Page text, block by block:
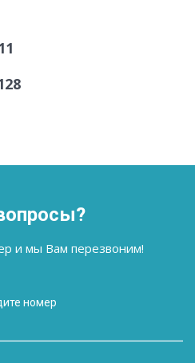
и мы Вам перезвоним!